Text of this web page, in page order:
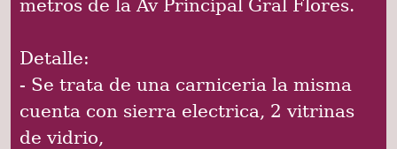
metros de la Av Principal Gral Flores.
Detalle:
- Se trata de una carniceria la misma
cuenta con sierra electrica, 2 vitrinas
de vidrio,